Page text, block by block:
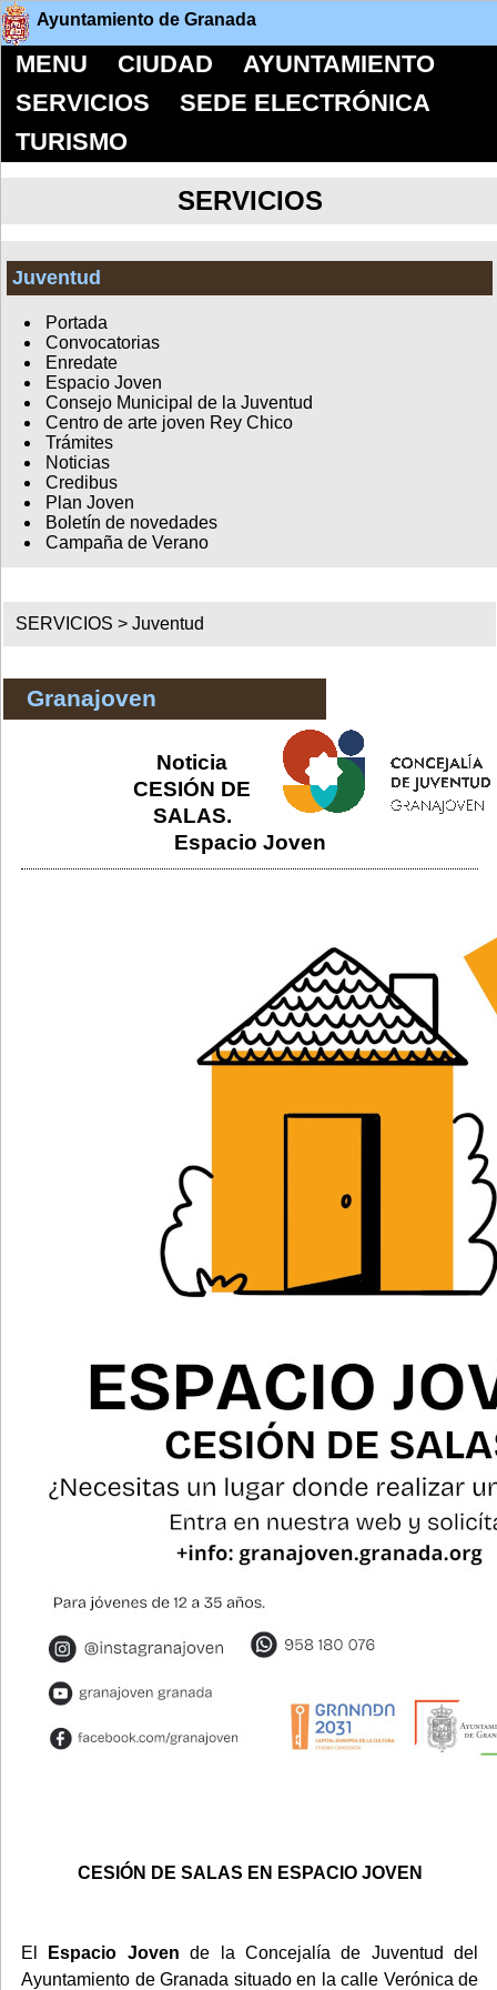
Ayuntamiento de Granada
MENU CIUDAD
AYUNTAMIENTO
SERVICIOS
SEDE ELECTRÓNICA
TURISMO
SERVICIOS
Juventud
Portada
Convocatorias
Enredate
Espacio Joven
Consejo Municipal de la Juventud
Centro de arte joven Rey Chico
Trámites
Noticias
Credibus
Plan Joven
Boletín de novedades
Campaña de Verano
SERVICIOS >Juventud
Granajoven
Noticia
CESIÓN DE
SALAS.
Espacio Joven
CESIÓN DE SALAS EN ESPACIO JOVEN
El Espacio Jovende la Concejalía de Juventud del
Ayuntamiento de Granada situado en la calle Verónica de